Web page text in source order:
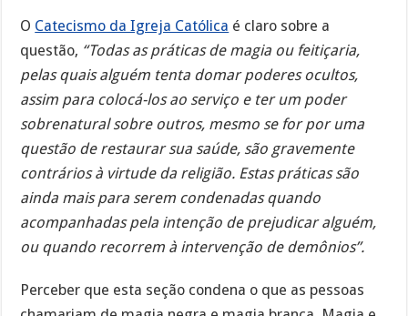
O Catecismo da Igreja Católica é claro sobre a
questão, “Todas as práticas de magia ou feitiçaria,
pelas quais alguém tenta domar poderes ocultos,
assim para colocá-los ao serviço e ter um poder
sobrenatural sobre outros, mesmo se for por uma
questão de restaurar sua saúde, são gravemente
contrários à virtude da religião. Estas práticas são
ainda mais para serem condenadas quando
acompanhadas pela intenção de prejudicar alguém,
ou quando recorrem à intervenção de demônios”.
Perceber que esta seção condena o que as pessoas